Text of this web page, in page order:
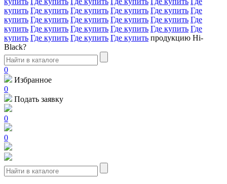
купить Где купить Где купить Где купить Где купить Где
купить Где купить Где купить Где купить Где купить Где
купить Где купить Где купить Где купить Где купить Где
купить Где купить Где купить Где купить продукцию Hi-
Black?
0
Избранное
0
Подать заявку
0
0